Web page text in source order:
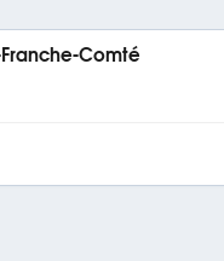
Comté